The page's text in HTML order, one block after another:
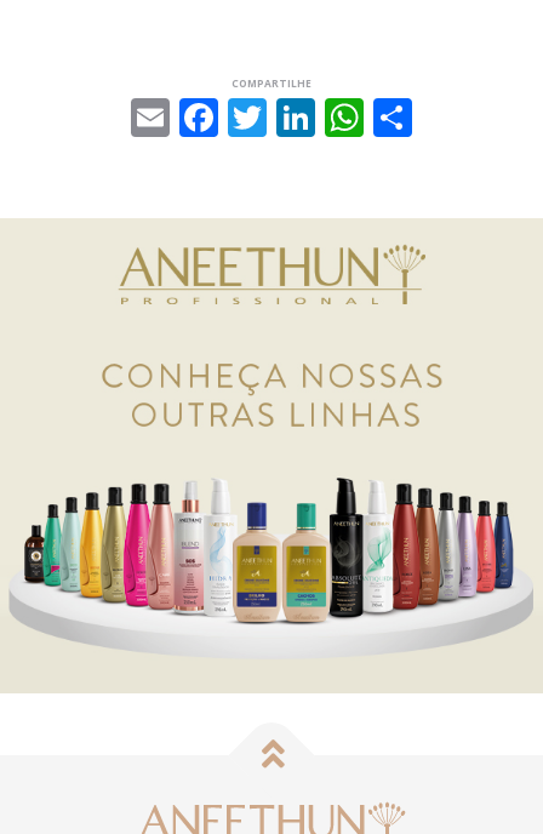
COMPARTILHE
EmailFacebook
Twitter
LinkedIn